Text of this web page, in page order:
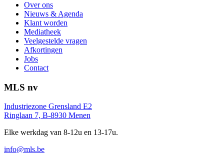
Over ons
Nieuws & Agenda
Klant worden
Mediatheek
Veelgestelde vragen
Afkortingen
Jobs
Contact
MLS nv
Industriezone Grensland E2
Ringlaan 7, B-8930 Menen
Elke werkdag van 8-12u en 13-17u.
info@mls.be